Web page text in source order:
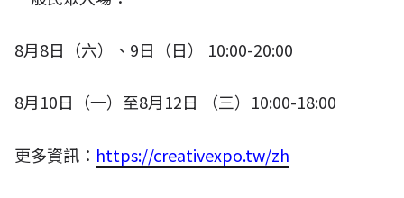
8月8日（六）、 9日（日） 10:00-20:00
8月10日（一）至8月12日 （三） 10:00-18:00
更多資訊： https://creativexpo.tw/zh